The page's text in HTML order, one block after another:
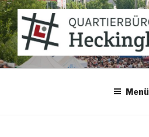
Zum
Inhalt
springen
QUARTIERBÜRO
Heckinghausen
Menü